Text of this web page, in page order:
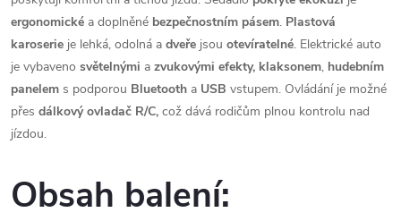
ergonomické a doplněné bezpečnostním pásem. Plastová
karoserie je lehká, odolná a dveře jsou otevíratelné. Elektrické auto
je vybaveno světelnými a zvukovými efekty, klaksonem, hudebním
panelem s podporou Bluetooth a USB vstupem. Ovládání je možné
přes dálkový ovladač R/C, což dává rodičům plnou kontrolu nad
jízdou.
Obsah balení: